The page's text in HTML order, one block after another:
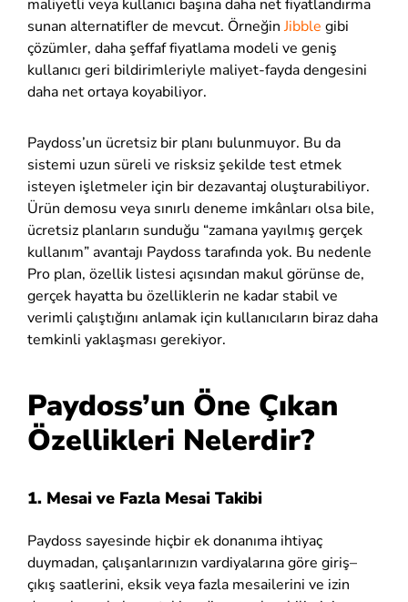
maliyetli veya kullanıcı başına daha net fiyatlandırma
sunan alternatifler de mevcut. ÖrneğinJibble gibi
çözümler, daha şeffaf fiyatlama modeli ve geniş
kullanıcı geri bildirimleriyle maliyet-fayda dengesini
daha net ortaya koyabiliyor.
Paydoss’un ücretsiz bir planı bulunmuyor. Bu da
sistemi uzun süreli ve risksiz şekilde test etmek
isteyen işletmeler için bir dezavantaj oluşturabiliyor.
Ürün demosu veya sınırlı deneme imkânları olsa bile,
ücretsiz planların sunduğu “zamana yayılmış gerçek
kullanım” avantajı Paydoss tarafında yok. Bu nedenle
Pro plan, özellik listesi açısından makul görünse de,
gerçek hayatta bu özelliklerin ne kadar stabil ve
verimli çalıştığını anlamak için kullanıcıların biraz daha
temkinli yaklaşması gerekiyor.
Paydoss’un Öne Çıkan
Özellikleri Nelerdir?
1. Mesai ve Fazla Mesai Takibi
Paydoss sayesinde hiçbir ek donanıma ihtiyaç
duymadan, çalışanlarınızın vardiyalarına göre giriş–
çıkış saatlerini, eksik veya fazla mesailerini ve izin